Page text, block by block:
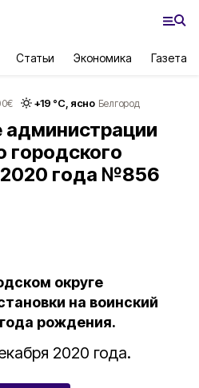
Статьи Экономика Газета
€ +19 °С, ясно Белгород
администрации
городского
года №856
округе
на воинский
рождения.
2020 года.